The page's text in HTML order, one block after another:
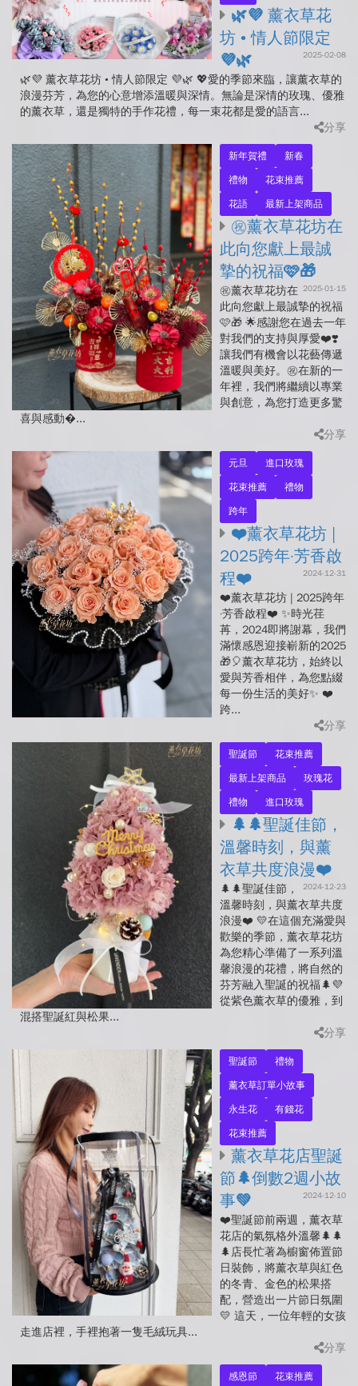
🌿💜 薰衣草花
坊 • 情人節限定
💜🌿
2025-02-08
🌿💜 薰衣草花坊 • 情人節限定 💜🌿 💖愛的季節來臨，讓薰衣草的
浪漫芬芳，為您的心意增添溫暖與深情。無論是深情的玫瑰、優雅
的薰衣草，還是獨特的手作花禮，每一束花都是愛的語言...
分享
新年賀禮
新春
禮物
花束推薦
花語
最新上架商品
㊗️薰衣草花坊在
此向您獻上最誠
摯的祝福🩷🎁
2025-01-15
㊗️薰衣草花坊在
此向您獻上最誠摯的祝福
🩷🎁 🌟感謝您在過去一年
對我們的支持與厚愛❤️❣️
讓我們有機會以花藝傳遞
溫暖與美好。㊗️在新的一
年裡，我們將繼續以專業
與創意，為您打造更多驚
喜與感動�...
分享
元旦
進口玫瑰
花束推薦
禮物
跨年
❤️薰衣草花坊 |
2025跨年·芳香啟
程❤️
2024-12-31
❤️薰衣草花坊 | 2025跨年
·芳香啟程❤️ ✨時光荏
苒，2024即將謝幕，我們
滿懷感恩迎接嶄新的2025
🎁🎈薰衣草花坊，始終以
愛與芳香相伴，為您點綴
每一份生活的美好✨ ❤️
跨...
分享
聖誕節
花束推薦
最新上架商品
玫瑰花
禮物
進口玫瑰
🌲🌲聖誕佳節，
溫馨時刻，與薰
衣草共度浪漫❤️
2024-12-23
🌲🌲聖誕佳節，
溫馨時刻，與薰衣草共度
浪漫❤️ 💛在這個充滿愛與
歡樂的季節，薰衣草花坊
為您精心準備了一系列溫
馨浪漫的花禮，將自然的
芬芳融入聖誕的祝福🌲💜
從紫色薰衣草的優雅，到
混搭聖誕紅與松果...
分享
聖誕節
禮物
薰衣草訂單小故事
永生花
有錢花
花束推薦
薰衣草花店聖誕
節🌲倒數2週小故
事💚
2024-12-10
❤️聖誕節前兩週，薰衣草
花店的氣氛格外溫馨🌲🌲
🌲店長忙著為櫥窗佈置節
日裝飾，將薰衣草與紅色
的冬青、金色的松果搭
配，營造出一片節日氛圍
💛 這天，一位年輕的女孩
走進店裡，手裡抱著一隻毛絨玩具...
分享
感恩節 花束推薦